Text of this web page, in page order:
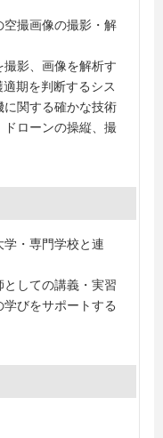
空撮画像の撮影・解
影、画像を解析す
期を判断するシス
に関する確かな技術
ローンの操縦、撮
・専門学校と連
しての講義・実習
びをサポートする